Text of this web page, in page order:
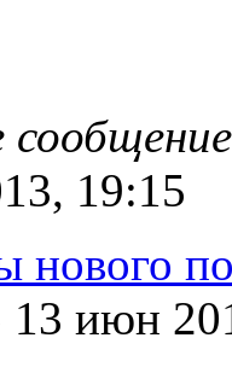
19:15
нового
13 июн